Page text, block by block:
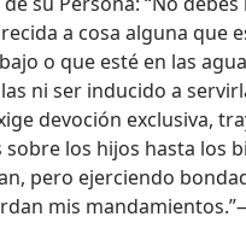
a cosa alguna que
o que esté en las
ni ser inducido a
devoción exclusiva,
los hijos hasta los
pero ejerciendo
mis